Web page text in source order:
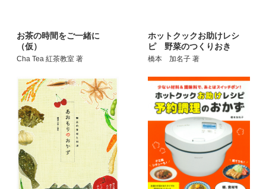
お茶の時間をご一緒に
（仮）
Cha Tea 紅茶教室 著
ホットクックお助けレシ
ピ 野菜のつくりおき
橋本 加名子 著